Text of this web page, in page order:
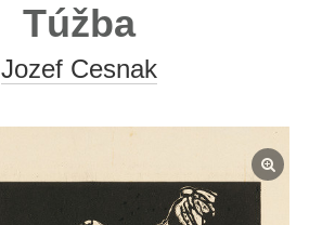
Túžba
Jozef Cesnak